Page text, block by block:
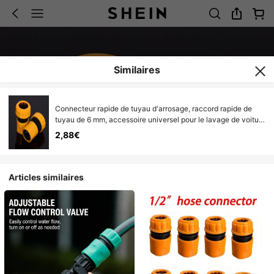
Similaires
Connecteur rapide de tuyau d'arrosage, raccord rapide de
tuyau de 6 mm, accessoire universel pour le lavage de voiture
et le jardinage
2,88€
Articles similaires